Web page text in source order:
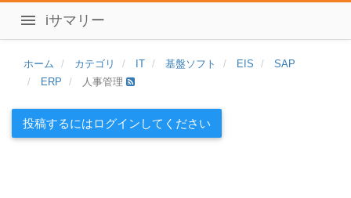
iサマリー
ホーム カテゴリ IT 基盤ソフト EIS
SAP
ERP
人事管理
投稿するにはログインしてください